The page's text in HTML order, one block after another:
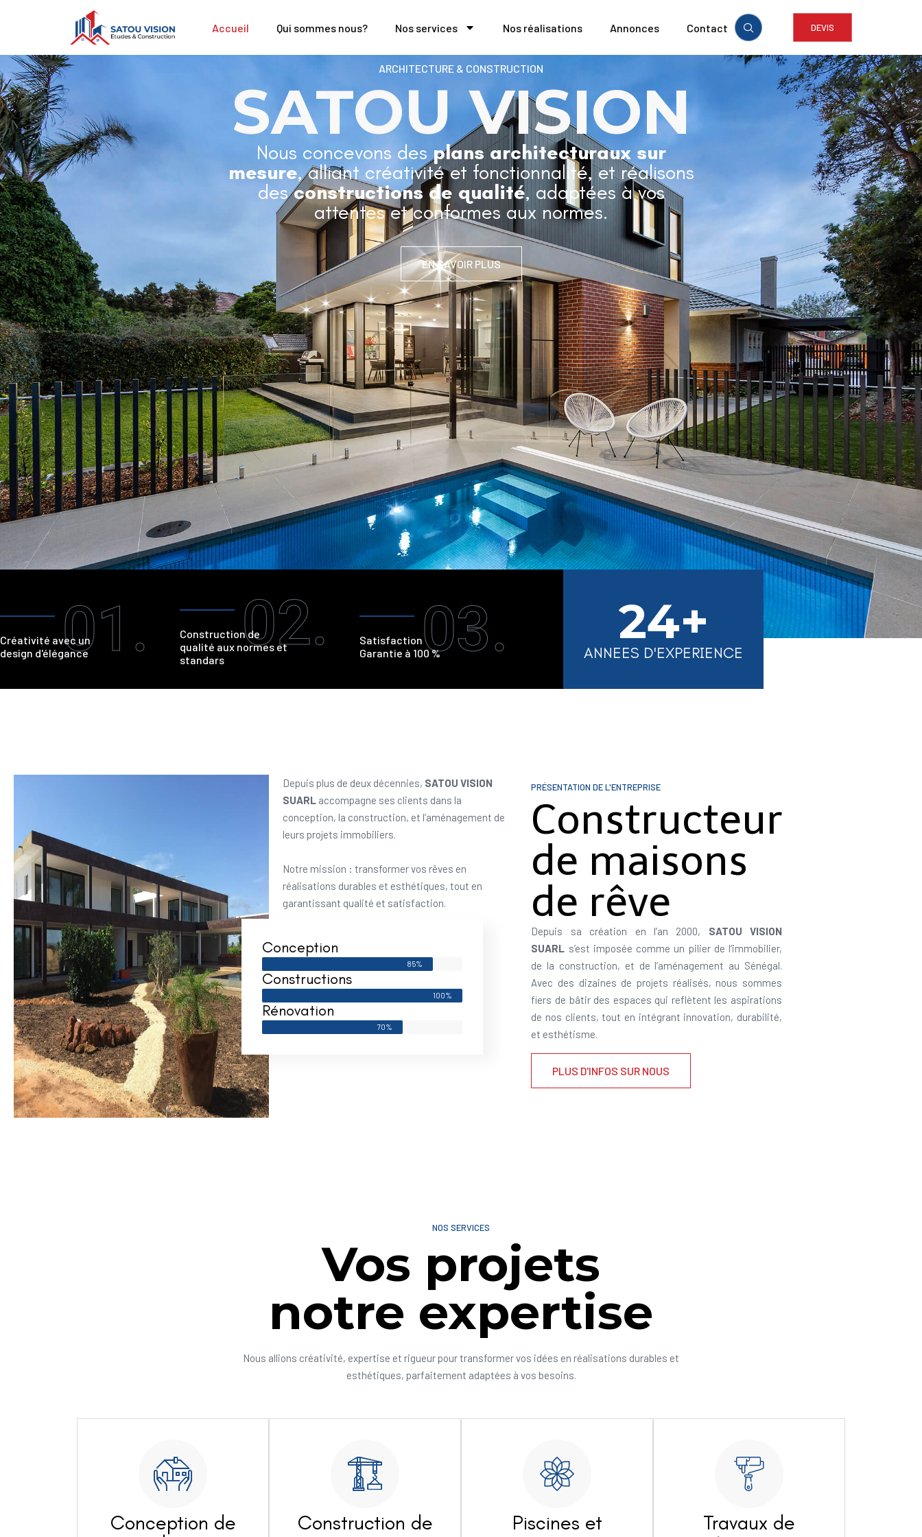
Accueil Qui sommes nous? Nos services Nos réalisations Annonces Contact DEVIS
ARCHITECTURE & CONSTRUCTION
SATOU VISION
Nous concevons desplans architecturaux sur
mesure, alliant créativité et fonctionnalité, et réalisons
desconstructions de qualité, adaptées à vos
attentes et conformes aux normes.
EN SAVOIR PLUS
01.
Créativité avec un
design d'élégance
02.
Construction de
qualité aux normes et
standars
03.
Satisfaction
Garantie à 100 %
24+
ANNEES D'EXPERIENCE
Depuis plus de deux décennies, SATOU VISION
SUARL accompagne ses clients dans la
conception, la construction, et l’aménagement de
leurs projets immobiliers.
Notre mission : transformer vos rêves en
réalisations durables et esthétiques, tout en
garantissant qualité et satisfaction.
Conception
85%
Constructions
100%
Rénovation
70%
PRÉSENTATION DE L'ENTREPRISE
Constructeur
de maisons
de rêve
Depuis sa création en l’an 2000, SATOU VISION
SUARL s’est imposée comme un pilier de l’immobilier,
de la construction, et de l’aménagement au Sénégal.
Avec des dizaines de projets réalisés, nous sommes
fiers de bâtir des espaces qui reflètent les aspirations
de nos clients, tout en intégrant innovation, durabilité,
et esthétisme.
PLUS D'INFOS SUR NOUS
NOS SERVICES
Vos projets
notre expertise
Nous allions créativité, expertise et rigueur pour transformer vos idées en réalisations durables et
esthétiques, parfaitement adaptées à vos besoins.
Conception de
Construction de
Piscines et
Travaux de